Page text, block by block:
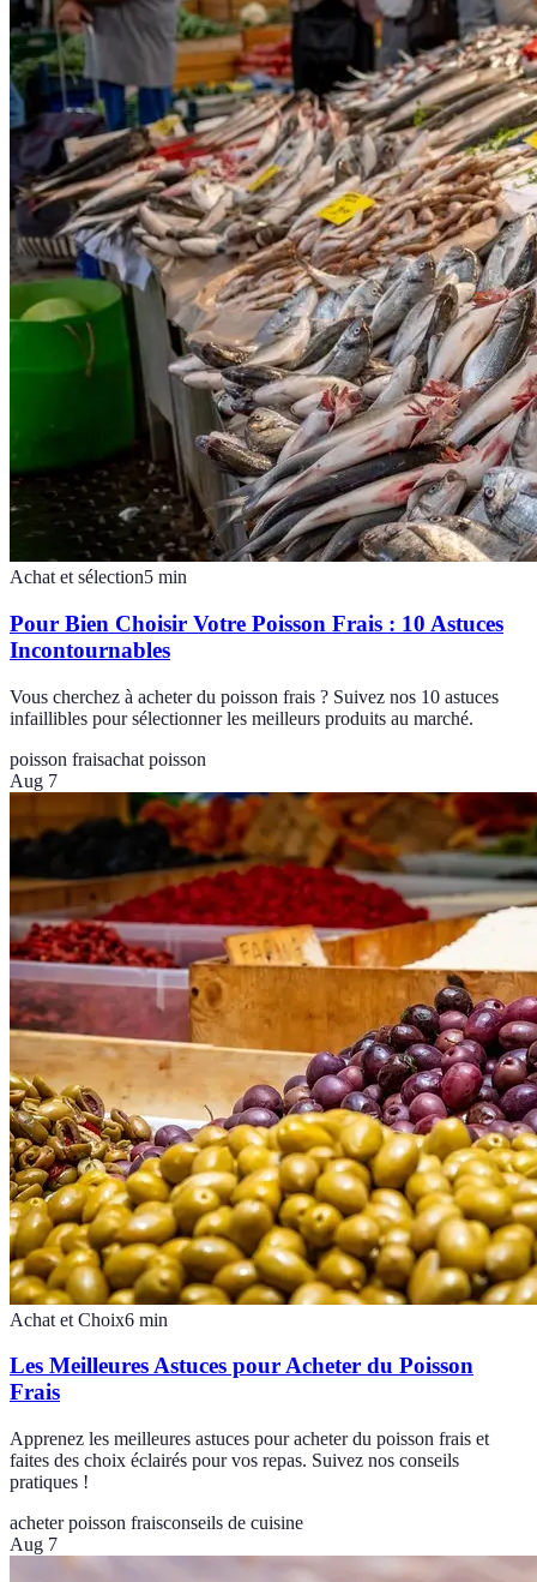
Achat et sélection5 min
Pour Bien Choisir Votre Poisson Frais : 10 Astuces
Incontournables
Vous cherchez à acheter du poisson frais ? Suivez nos 10 astuces
infaillibles pour sélectionner les meilleurs produits au marché.
poisson fraisachat poisson
Aug 7
Achat et Choix6 min
Les Meilleures Astuces pour Acheter du Poisson
Frais
Apprenez les meilleures astuces pour acheter du poisson frais et
faites des choix éclairés pour vos repas. Suivez nos conseils
pratiques !
acheter poisson fraisconseils de cuisine
Aug 7